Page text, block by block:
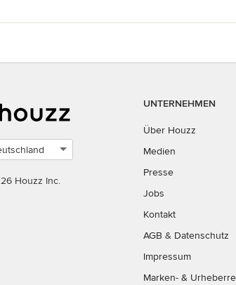
Houzz Inc.
UNTERNEHMEN
Über Houzz
Medien
Presse
Jobs
Kontakt
AGB & Datenschutz
Impressum
Marken- &